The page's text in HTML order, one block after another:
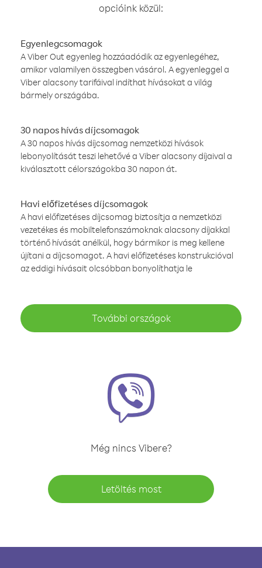
opcióink közül:
Egyenlegcsomagok
A Viber Out egyenleg hozzáadódik az egyenlegéhez,
amikor valamilyen összegben vásárol. A egyenleggel a
Viber alacsony tarifáival indíthat hívásokat a világ
bármely országába.
30 napos hívás díjcsomagok
A 30 napos hívás díjcsomag nemzetközi hívások
lebonyolítását teszi lehetővé a Viber alacsony díjaival a
kiválasztott célországokba 30 napon át.
Havi előfizetéses díjcsomagok
A havi előfizetéses díjcsomag biztosítja a nemzetközi
vezetékes és mobiltelefonszámoknak alacsony díjakkal
történő hívását anélkül, hogy bármikor is meg kellene
újítani a díjcsomagot. A havi előfizetéses konstrukcióval
az eddigi hívásait olcsóbban bonyolíthatja le
További országok
Még nincs Vibere?
Letöltés most